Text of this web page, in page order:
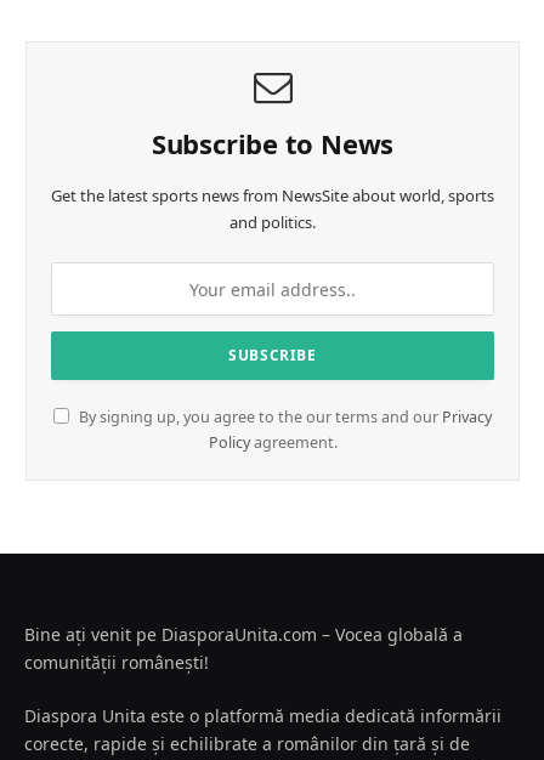
Subscribe to News
Get the latest sports news from NewsSite about world, sports
and politics.
By signing up, you agree to the our terms and our Privacy
Policyagreement.
Bine ați venit pe DiasporaUnita.com – Vocea globală a
comunității românești!
Diaspora Unita este o platformă media dedicată informării
corecte, rapide și echilibrate a românilor din țară și de